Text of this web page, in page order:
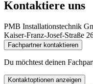
Kontaktiere uns
PMB Installationstechnik
Kaiser-Franz-Josef-Straße
Fachpartner kontaktieren
Du möchtest deinen
Kontaktoptionen anzeigen